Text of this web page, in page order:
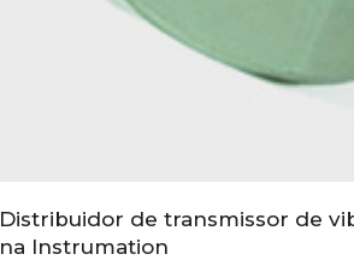
Distribuidor de transmissor de
na Instrumation